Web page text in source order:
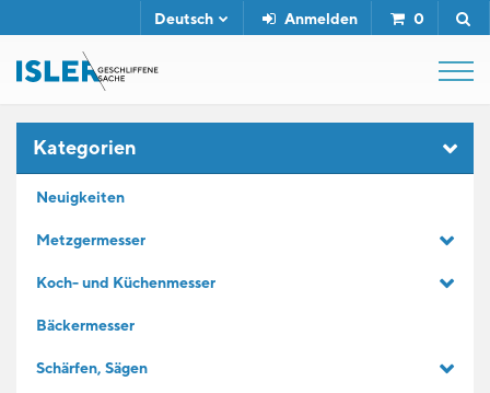
Anmelden 0
Deutsch
SERVICE
Kategorien
Neuigkeiten
Metzgermesser
Koch- und Küchenmesser
Bäckermesser
Schärfen, Sägen